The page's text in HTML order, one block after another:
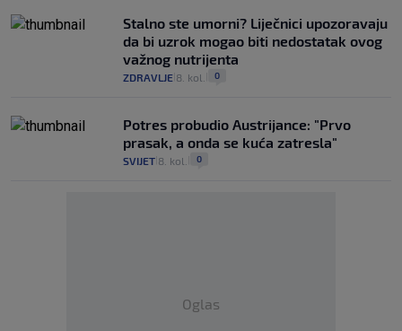
Stalno ste umorni? Liječnici upozoravaju
da bi uzrok mogao biti nedostatak ovog
važnog nutrijenta
ZDRAVLJE 8. kol. 0
Potres probudio Austrijance: "Prvo
prasak, a onda se kuća zatresla"
SVIJET 8. kol. 0
Oglas